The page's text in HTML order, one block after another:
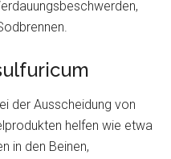
der Ausscheidung von
helfen wie etwa
in den Beinen,